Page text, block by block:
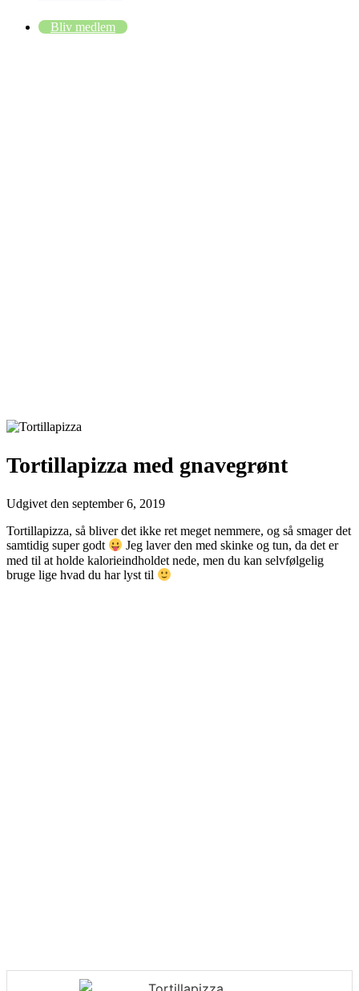
Bliv medlem
Tortillapizza med gnavegrønt
Udgivet den september 6, 2019
Tortillapizza, så bliver det ikke ret meget nemmere, og så smager det
samtidig super godt
Jeg laver den med skinke og tun, da det er
med til at holde kalorieindholdet nede, men du kan selvfølgelig
bruge lige hvad du har lyst til